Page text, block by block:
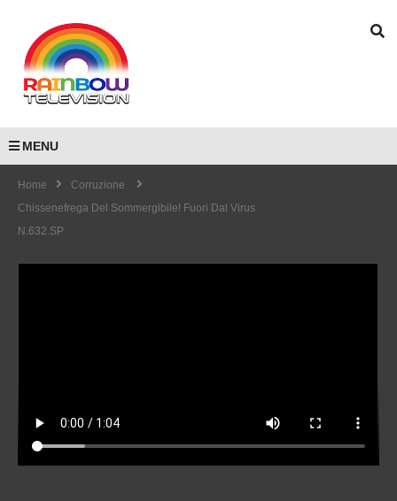
MENU
Home
Corruzione
Chissenefrega Del Sommergibile! Fuori Dal Virus
N.632.SP